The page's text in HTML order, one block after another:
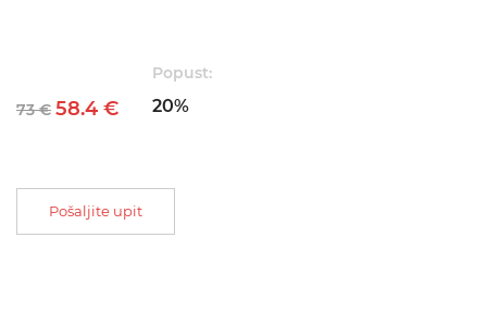
73 € 58.4 €
Popust:
20%
Pošaljite upit